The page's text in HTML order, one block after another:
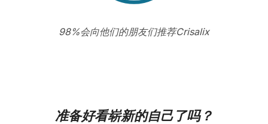
98%会向他们的朋友们推荐Crisalix
准备好看崭新的自己了吗？